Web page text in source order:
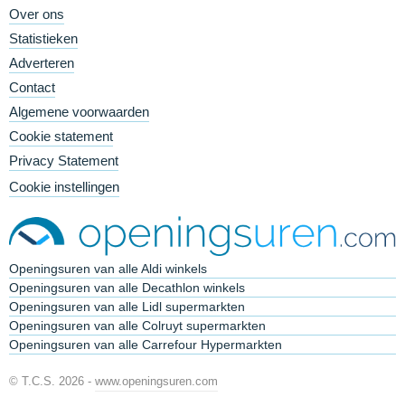
Over ons
Statistieken
Adverteren
Contact
Algemene voorwaarden
Cookie statement
Privacy Statement
Cookie instellingen
Openingsuren van alle Aldi winkels
Openingsuren van alle Decathlon winkels
Openingsuren van alle Lidl supermarkten
Openingsuren van alle Colruyt supermarkten
Openingsuren van alle Carrefour Hypermarkten
© T.C.S. 2026 - www.openingsuren.com